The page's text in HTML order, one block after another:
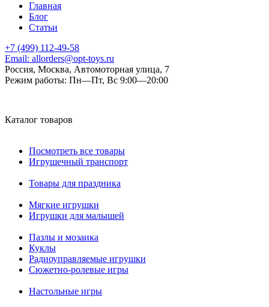
Главная
Блог
Статьи
+7 (499) 112-49-58
Email: allorders@opt-toys.ru
Россия, Москва, Автомоторная улица, 7
Режим работы: Пн—Пт, Вс 9:00—20:00
Каталог товаров
Посмотреть все товары
Игрушечный транспорт
Товары для праздника
Мягкие игрушки
Игрушки для малышей
Пазлы и мозаика
Куклы
Радиоуправляемые игрушки
Сюжетно-ролевые игры
Настольные игры